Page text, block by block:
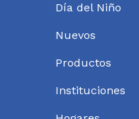
Día del Niño
Nuevos
Productos
Instituciones